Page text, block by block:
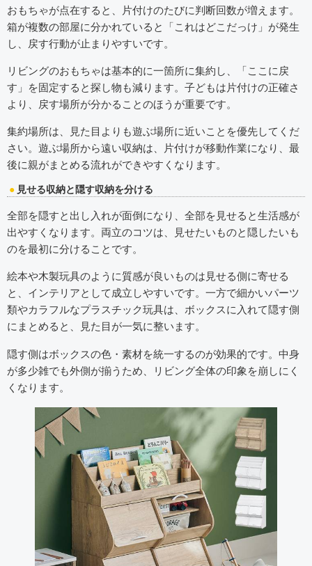
おもちゃが点在すると、片付けのたびに判断回数が増えます。
箱が複数の部屋に分かれていると「これはどこだっけ」が発生
し、戻す行動が止まりやすいです。
リビングのおもちゃは基本的に一箇所に集約し、「ここに戻
す」を固定すると探し物も減ります。子どもは片付けの正確さ
より、戻す場所が分かることのほうが重要です。
集約場所は、見た目よりも遊ぶ場所に近いことを優先してくだ
さい。遊ぶ場所から遠い収納は、片付けが移動作業になり、最
後に親がまとめる流れができやすくなります。
見せる収納と隠す収納を分ける
全部を隠すと出し入れが面倒になり、全部を見せると生活感が
出やすくなります。両立のコツは、見せたいものと隠したいも
のを最初に分けることです。
絵本や木製玩具のように質感が良いものは見せる側に寄せる
と、インテリアとして成立しやすいです。一方で細かいパーツ
類やカラフルなプラスチック玩具は、ボックスに入れて隠す側
にまとめると、見た目が一気に整います。
隠す側はボックスの色・素材を統一するのが効果的です。中身
が多少雑でも外側が揃うため、リビング全体の印象を崩しにく
くなります。